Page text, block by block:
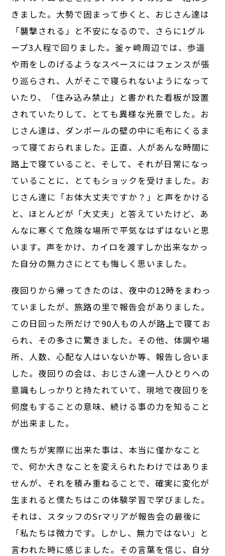
きました。大勢で固まって歩くと、おじさん達は
「襲撃される」と不安になるので、さらに1グル
ープ3人程で回りました。釜ヶ崎周辺では、歩道
や雨をしのげるようなスペースにはフェンスが張
り巡らされ、人がそこで寝られないようになって
いたり、「住み込み禁止」と書かれた看板が設置
されていたりして、とても異様な光景でした。お
じさん達は、ダンボールの壁の中に毛布にくるま
って寝ておられました。正直、人があんな時間に
路上で寝ていること、そして、それが日常になっ
ていることに、とてもショックを受けました。お
じさん達に「お体大丈夫ですか？」と声をかける
と、ほとんどが「大丈夫」と答えていたけど、あ
んなに寒くて危険な場所で平気なはずはないと思
います。声をかけ、カイロを渡すしか出来なかっ
た自分の無力さにとても悔しく思いました。
夜回りから帰ってきたのは、夜中の12時をまわっ
ていましたが、旅路の里で報告会がありました。
この日回った所だけで90人もの人が路上で寝てお
られ、その多さに驚きました。その他、体調や場
所、人数、心配な人はいないか等、報告し合いま
した。夜回りの会は、おじさん達一人ひとりへの
意識もしっかりと持たれていて、現地で夜回りを
何度もすることの意味、続ける事の力を知ること
が出来ました。
僕たちが実際に出来た事は、本当に僅かなこと
で、何か大きなことを変えられたわけではありま
せんが、それを積み重ねることで、確実に変化が
生まれると僕たちはこの体験学習で学びました。
それは、スタッフのSrマリアが報告会の最後に
「私たちは微力です。しかし、無力ではない」と
言われた時に感じました。その言葉を信じ、自分